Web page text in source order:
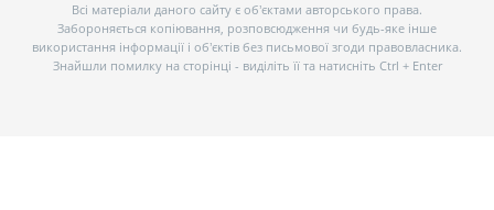
Всі матеріали даного сайту є об’єктами авторського права.
Забороняється копіювання, розповсюдження чи будь-яке інше
використання інформації і об’єктів без письмової згоди правовласника.
Знайшли помилку на сторінці - виділіть її та натисніть Ctrl + Enter